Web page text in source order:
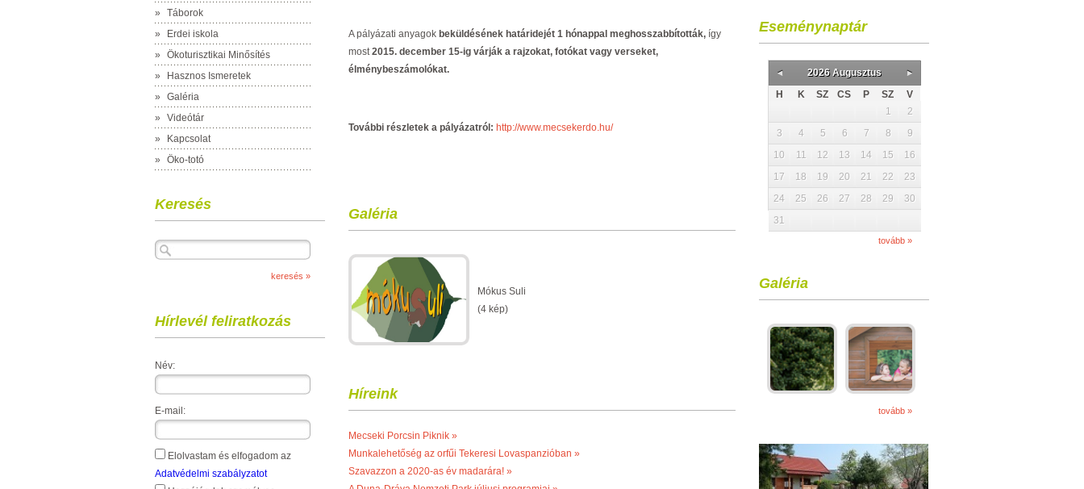
»
Táborok
»
Erdei iskola
»
Ökoturisztikai Minősítés
»
Hasznos Ismeretek
»
Galéria
»
Videótár
»
Kapcsolat
»
Öko-totó
Keresés
Hírlevél feliratkozás
Név:
E-mail:
Elolvastam és elfogadom az
Adatvédelmi szabályzatot
A pályázati anyagok beküldésének határidejét 1 hónappal meghosszabbították, így
most2015. december 15-ig várják a rajzokat, fotókat vagy verseket,
élménybeszámolókat.
További részletek a pályázatról: http://www.mecsekerdo.hu/
Galéria
Mókus Suli
(4 kép)
Híreink
Mecseki Porcsin Piknik »
Munkalehetőség az orfűi Tekeresi Lovaspanzióban »
Szavazzon a 2020-as év madarára! »
Eseménynaptár
2026 Augusztus
H
K SZ CS P SZ
V
1
2
3
4 5 6 7 8
9
10
11 12 13 14 15
16
17
18 19 20 21 22
23
24
25 26 27 28 29
30
31
tovább »
Galéria
tovább »